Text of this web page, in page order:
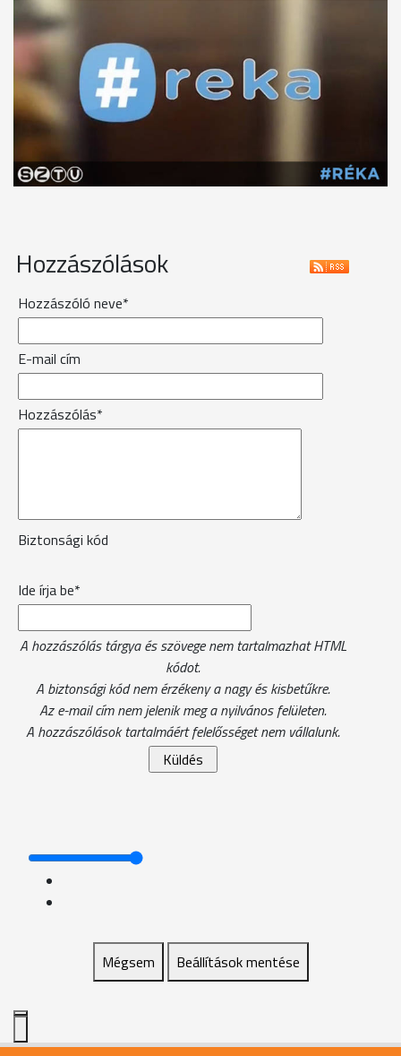
Hozzászólások
Hozzászóló neve*
E-mail cím
Hozzászólás*
Biztonsági kód
Ide írja be*
A hozzászólás tárgya és szövege nem tartalmazhat HTML
kódot.
A biztonsági kód nem érzékeny a nagy és kisbetűkre.
Az e-mail cím nem jelenik meg a nyilvános felületen.
A hozzászólások tartalmáért felelősséget nem vállalunk.
Mégsem Beállítások mentése